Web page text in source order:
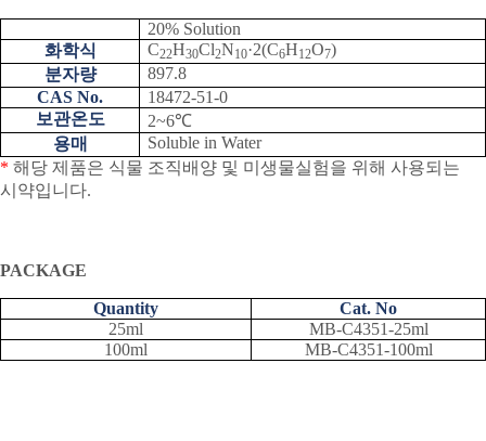
20% Solution
화학식
C22H30Cl2N10·2(C6H12O7)
분자량
897.8
CAS No.
18472-51-0
보관온도
2~6℃
용매
Soluble in Water
* 해당 제품은 식물 조직배양 및 미생물실험을 위해 사용되는
시약입니다.
PACKAGE
Quantity
Cat. No
25ml
MB-C4351-25ml
100ml
MB-C4351-100ml